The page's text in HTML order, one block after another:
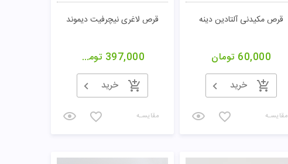
قرص مکیدنی آلتادین دینه
60,000 تومان
خرید
مقایسـه
قرص لاغری نیچرفیت دیموند
397,000 تومان
خرید
مقایسـه